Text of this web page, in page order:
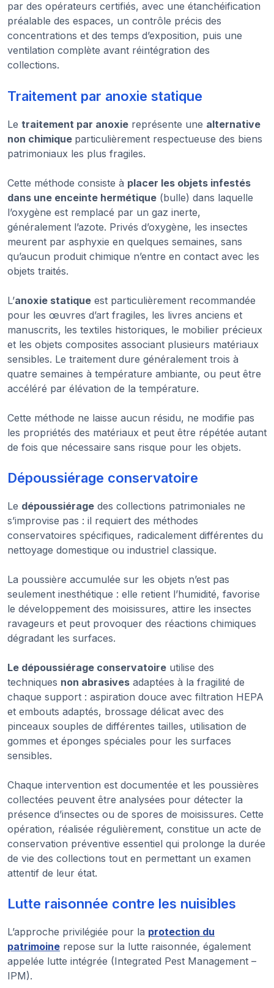
par des opérateurs certifiés, avec une étanchéification
préalable des espaces, un contrôle précis des
concentrations et des temps d’exposition, puis une
ventilation complète avant réintégration des
collections.
Traitement par anoxie statique
Le traitement par anoxie représente une alternative
non chimique particulièrement respectueuse des biens
patrimoniaux les plus fragiles.
Cette méthode consiste à placer les objets infestés
dans une enceinte hermétique (bulle) dans laquelle
l’oxygène est remplacé par un gaz inerte,
généralement l’azote. Privés d’oxygène, les insectes
meurent par asphyxie en quelques semaines, sans
qu’aucun produit chimique n’entre en contact avec les
objets traités.
L’anoxie statique est particulièrement recommandée
pour les œuvres d’art fragiles, les livres anciens et
manuscrits, les textiles historiques, le mobilier précieux
et les objets composites associant plusieurs matériaux
sensibles. Le traitement dure généralement trois à
quatre semaines à température ambiante, ou peut être
accéléré par élévation de la température.
Cette méthode ne laisse aucun résidu, ne modifie pas
les propriétés des matériaux et peut être répétée autant
de fois que nécessaire sans risque pour les objets.
Dépoussiérage conservatoire
Le dépoussiérage des collections patrimoniales ne
s’improvise pas : il requiert des méthodes
conservatoires spécifiques, radicalement différentes du
nettoyage domestique ou industriel classique.
La poussière accumulée sur les objets n’est pas
seulement inesthétique : elle retient l’humidité, favorise
le développement des moisissures, attire les insectes
ravageurs et peut provoquer des réactions chimiques
dégradant les surfaces.
Le dépoussiérage conservatoire utilise des
techniques non abrasives adaptées à la fragilité de
chaque support : aspiration douce avec filtration HEPA
et embouts adaptés, brossage délicat avec des
pinceaux souples de différentes tailles, utilisation de
gommes et éponges spéciales pour les surfaces
sensibles.
Chaque intervention est documentée et les poussières
collectées peuvent être analysées pour détecter la
présence d’insectes ou de spores de moisissures. Cette
opération, réalisée régulièrement, constitue un acte de
conservation préventive essentiel qui prolonge la durée
de vie des collections tout en permettant un examen
attentif de leur état.
Lutte raisonnée contre les nuisibles
L’approche privilégiée pour la protection du
patrimoine repose sur la lutte raisonnée, également
appelée lutte intégrée (Integrated Pest Management –
IPM).